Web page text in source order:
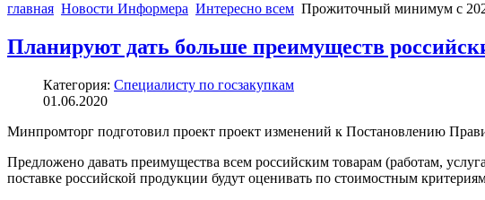
главная Новости Информера Интересно всем Прожиточный минимум с
Планируют дать больше преимуществ
Категория: Специалисту по госзакупкам
01.06.2020
Минпромторг подготовил проект проект изменений к Постановлению
Предложено давать преимущества всем российским товарам (работам,
поставке российской продукции будут оценивать по стоимостным